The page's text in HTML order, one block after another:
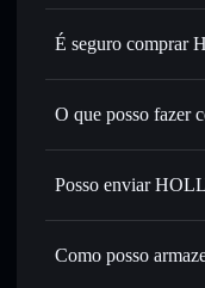
É seguro comprar
HOLLY não está
O que posso fazer
HOLLY
Trocar
encaminhamento
melhor preço
Posso enviar
Como posso